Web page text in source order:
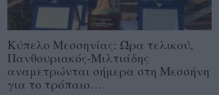
Κύπελο Μεσσηνίας: Ώρα τελικού,
Πανθουριακός-Μιλτιάδης
αναμετρώνται σήμερα στη Μεσσήνη
για το τρόπαιο…